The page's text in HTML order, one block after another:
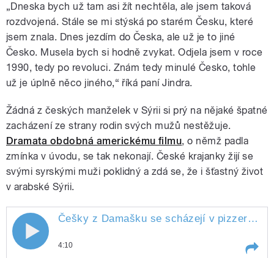
„Dneska bych už tam asi žít nechtěla, ale jsem taková
rozdvojená. Stále se mi stýská po starém Česku, které
jsem znala. Dnes jezdím do Česka, ale už je to jiné
Česko. Musela bych si hodně zvykat. Odjela jsem v roce
1990, tedy po revoluci. Znám tedy minulé Česko, tohle
už je úplně něco jiného,“ říká paní Jindra.
Žádná z českých manželek v Sýrii si prý na nějaké špatné
zacházení ze strany rodin svých mužů nestěžuje.
Dramata obdobná americkému filmu, o němž padla
zmínka v úvodu, se tak nekonají. České krajanky žijí se
svými syrskými muži poklidný a zdá se, že i šťastný život
v arabské Sýrii.
Češky z Damašku se scházejí v pizzerii "
4:10